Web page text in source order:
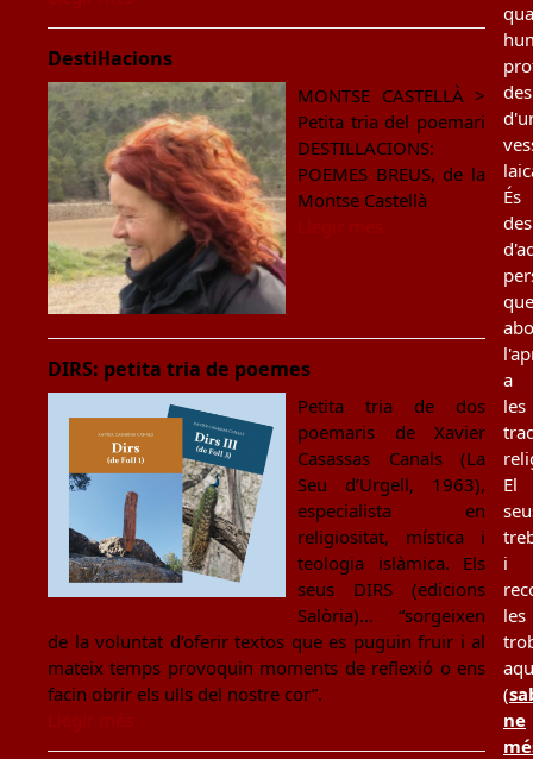
Destil·lacions
MONTSE CASTELLÀ >
Petita tria del poemari
DESTIL·LACIONS:
POEMES BREUS, de la
Montse Castellà
DIRS: petita tria de poemes
Petita tria de dos
poemaris de Xavier
Casassas Canals (La
Seu d’Urgell, 1963),
especialista en
religiositat, mística i
teologia islàmica. Els
seus DIRS (edicions
Salòria)... “sorgeixen
de la voluntat d’oferir textos que es puguin fruir i al
mateix temps provoquin moments de reflexió o ens
facin obrir els ulls del nostre cor”.
des
És
des
que
a
les
El
i
les
(
ne